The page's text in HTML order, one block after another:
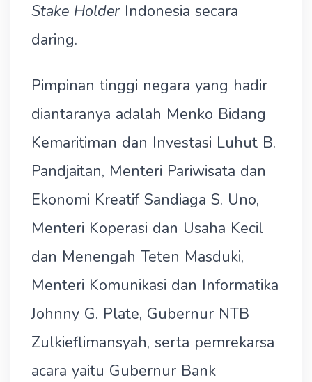
Stake HolderIndonesia secara
daring.
Pimpinan tinggi negara yang hadir
diantaranya adalah Menko Bidang
Kemaritiman dan Investasi Luhut B.
Pandjaitan, Menteri Pariwisata dan
Ekonomi Kreatif Sandiaga S. Uno,
Menteri Koperasi dan Usaha Kecil
dan Menengah Teten Masduki,
Menteri Komunikasi dan Informatika
Johnny G. Plate, Gubernur NTB
Zulkieflimansyah, serta pemrekarsa
acara yaitu Gubernur Bank